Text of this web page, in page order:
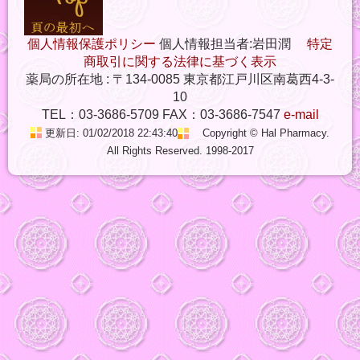
個人情報保護ポリシー 個人情報担当者:岩田潤 特定
商取引に関する法律に基づく表示
薬局の所在地 : 〒134-0085 東京都江戸川区南葛西4-3-
10
TEL：03-3686-5709 FAX：03-3686-7547 e-mail
更新日: 01/02/2018 22:43:40
Copyright © Hal Pharmacy.
All Rights Reserved. 1998-2017